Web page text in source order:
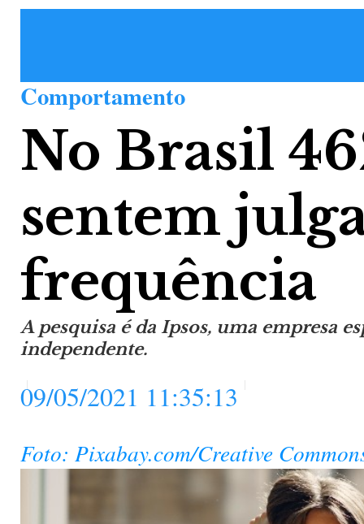
Comportamento
No Brasil
sentem
frequência
A pesquisa é da Ipsos, uma empresa
independente.
09/05/2021 11:35:13
Foto: Pixabay.com/Creative